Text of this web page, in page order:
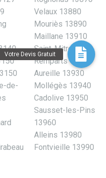
de-
Velaux 13880
Mouriès 13890
Maillane 13910
Saint-Mitre-les-
Remparts 13920
Aureille 13930
Mollégès 13940
Cadolive 13950
Sausset-les-Pins
13960
Alleins 13980
Fontvieille 13990